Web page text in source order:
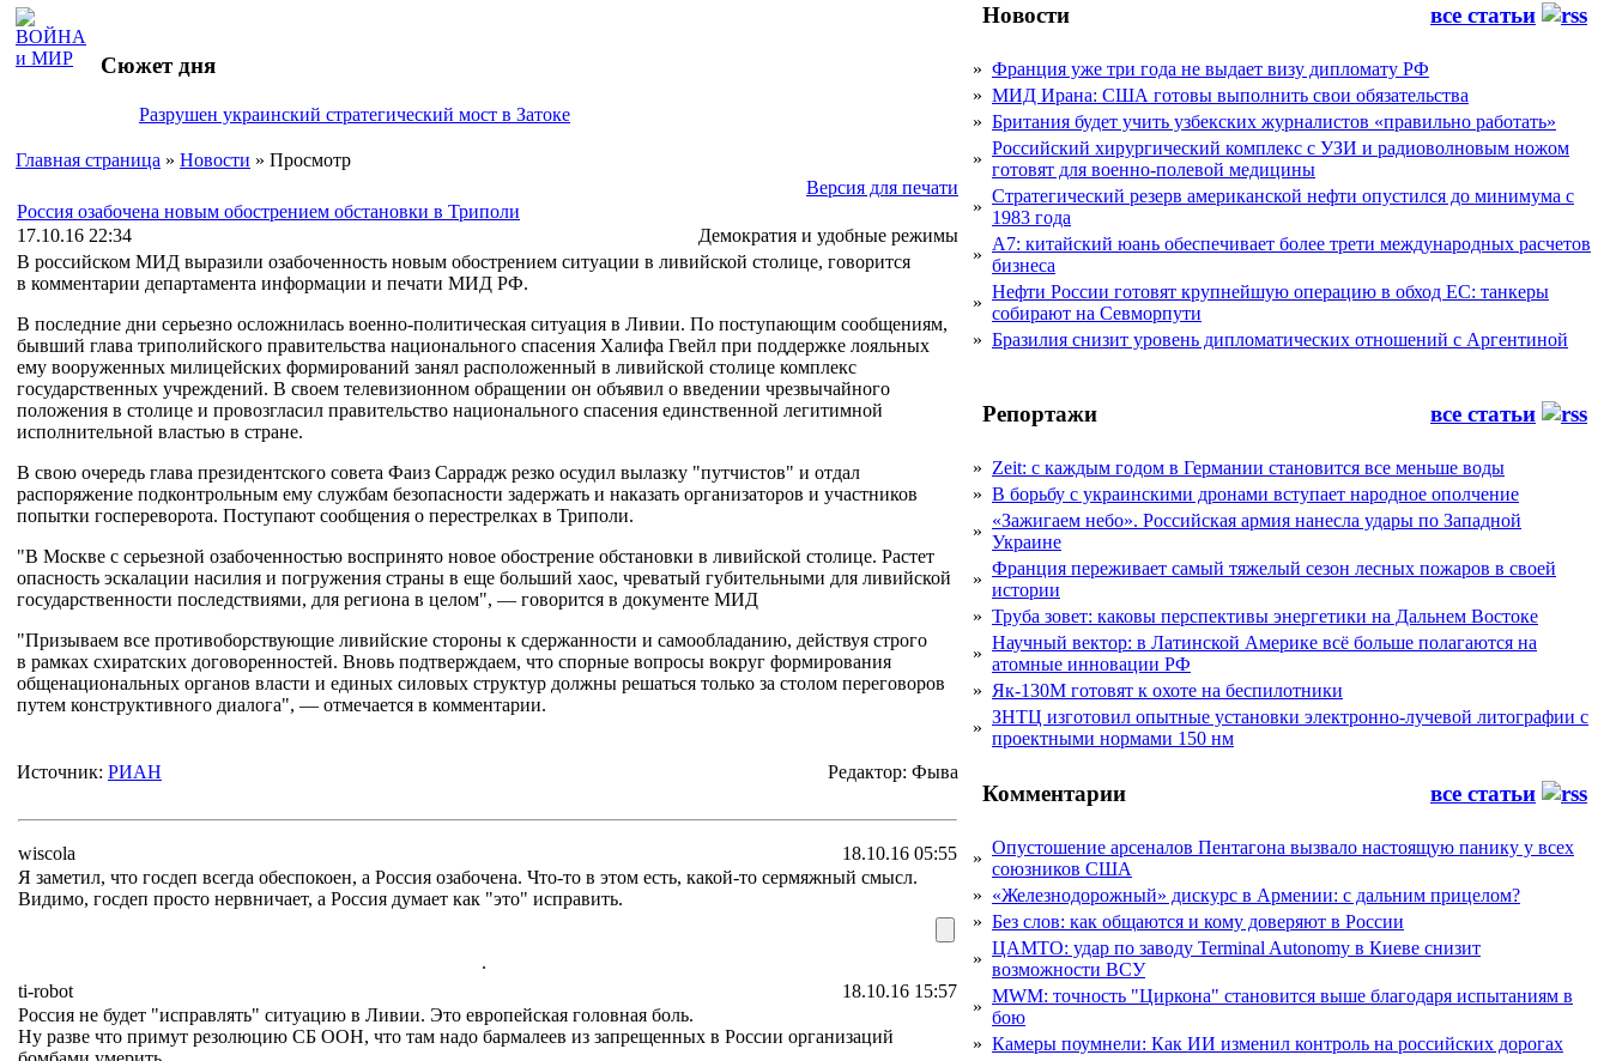
Сюжет дня
Разрушен украинский стратегический мост в Затоке
Главная страница » Новости » Просмотр
Версия для печати
Россия озабочена новым обострением обстановки в Триполи
17.10.16 22:34
Демократия и удобные режимы
В российском МИД выразили озабоченность новым обострением ситуации в ливийской столице, говорится
в комментарии департамента информации и печати МИД РФ.
В последние дни серьезно осложнилась военно-политическая ситуация в Ливии. По поступающим сообщениям,
бывший глава триполийского правительства национального спасения Халифа Гвейл при поддержке лояльных
ему вооруженных милицейских формирований занял расположенный в ливийской столице комплекс
государственных учреждений. В своем телевизионном обращении он объявил о введении чрезвычайного
положения в столице и провозгласил правительство национального спасения единственной легитимной
исполнительной властью в стране.
В свою очередь глава президентского совета Фаиз Саррадж резко осудил вылазку "путчистов" и отдал
распоряжение подконтрольным ему службам безопасности задержать и наказать организаторов и участников
попытки госпереворота. Поступают сообщения о перестрелках в Триполи.
"В Москве с серьезной озабоченностью воспринято новое обострение обстановки в ливийской столице. Растет
опасность эскалации насилия и погружения страны в еще больший хаос, чреватый губительными для ливийской
государственности последствиями, для региона в целом", — говорится в документе МИД
"Призываем все противоборствующие ливийские стороны к сдержанности и самообладанию, действуя строго
в рамках схиратских договоренностей. Вновь подтверждаем, что спорные вопросы вокруг формирования
общенациональных органов власти и единых силовых структур должны решаться только за столом переговоров
путем конструктивного диалога", — отмечается в комментарии.
Источник: РИАН Редактор: Фыва
wiscola
18.10.16 05:55
Я заметил, что госдеп всегда обеспокоен, а Россия озабочена. Что-то в этом есть, какой-то сермяжный смысл.
Видимо, госдеп просто нервничает, а Россия думает как "это" исправить.
.
ti-robot
18.10.16 15:57
Россия не будет "исправлять" ситуацию в Ливии. Это европейская головная боль.
Ну разве что примут резолюцию СБ ООН, что там надо бармалеев из запрещенных в России организаций
Новости все статьи
» Франция уже три года не выдает визу дипломату РФ
» МИД Ирана: США готовы выполнить свои обязательства
» Британия будет учить узбекских журналистов «правильно работать»
»
Российский хирургический комплекс с УЗИ и радиоволновым ножом
готовят для военно-полевой медицины
»
Стратегический резерв американской нефти опустился до минимума с
1983 года
»
А7: китайский юань обеспечивает более трети международных расчетов
бизнеса
»
Нефти России готовят крупнейшую операцию в обход ЕС: танкеры
собирают на Севморпути
» Бразилия снизит уровень дипломатических отношений с Аргентиной
Репортажи все статьи
» Zeit: с каждым годом в Германии становится все меньше воды
» В борьбу с украинскими дронами вступает народное ополчение
»
«Зажигаем небо». Российская армия нанесла удары по Западной
Украине
»
Франция переживает самый тяжелый сезон лесных пожаров в своей
истории
» Труба зовет: каковы перспективы энергетики на Дальнем Востоке
»
Научный вектор: в Латинской Америке всё больше полагаются на
атомные инновации РФ
» Як-130М готовят к охоте на беспилотники
»
ЗНТЦ изготовил опытные установки электронно-лучевой литографии с
проектными нормами 150 нм
Комментарии все статьи
»
Опустошение арсеналов Пентагона вызвало настоящую панику у всех
союзников США
» «Железнодорожный» дискурс в Армении: с дальним прицелом?
» Без слов: как общаются и кому доверяют в России
»
ЦАМТО: удар по заводу Terminal Autonomy в Киеве снизит
возможности ВСУ
»
MWM: точность "Циркона" становится выше благодаря испытаниям в
бою
» Камеры поумнели: Как ИИ изменил контроль на российских дорогах